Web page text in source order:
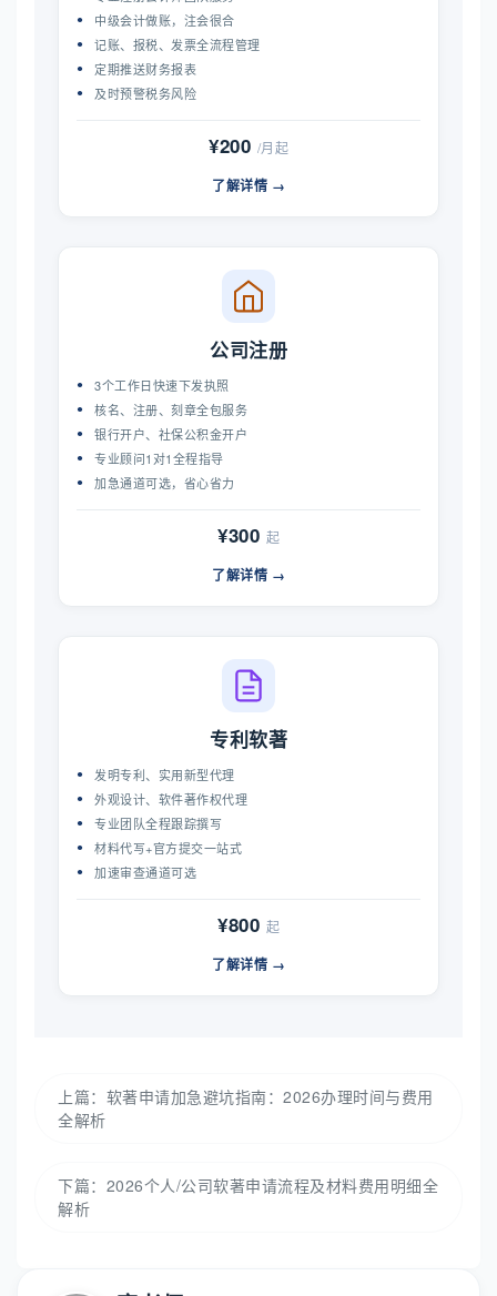
中级会计做账，注会很合
记账、报税、发票全流程管理
定期推送财务报表
及时预警税务风险
¥200 /月起
了解详情 →
公司注册
3个工作日快速下发执照
核名、注册、刻章全包服务
银行开户、社保公积金开户
专业顾问1对1全程指导
加急通道可选，省心省力
¥300 起
了解详情 →
专利软著
发明专利、实用新型代理
外观设计、软件著作权代理
专业团队全程跟踪撰写
材料代写+官方提交一站式
加速审查通道可选
¥800 起
了解详情 →
上篇： 软著申请加急避坑指南：2026办理时间与费用
全解析
下篇： 2026个人/公司软著申请流程及材料费用明细全
解析